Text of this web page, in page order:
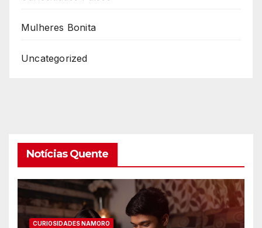
Mulheres Bonita
Uncategorized
Notícias Quente
CURIOSIDADES NAMORO